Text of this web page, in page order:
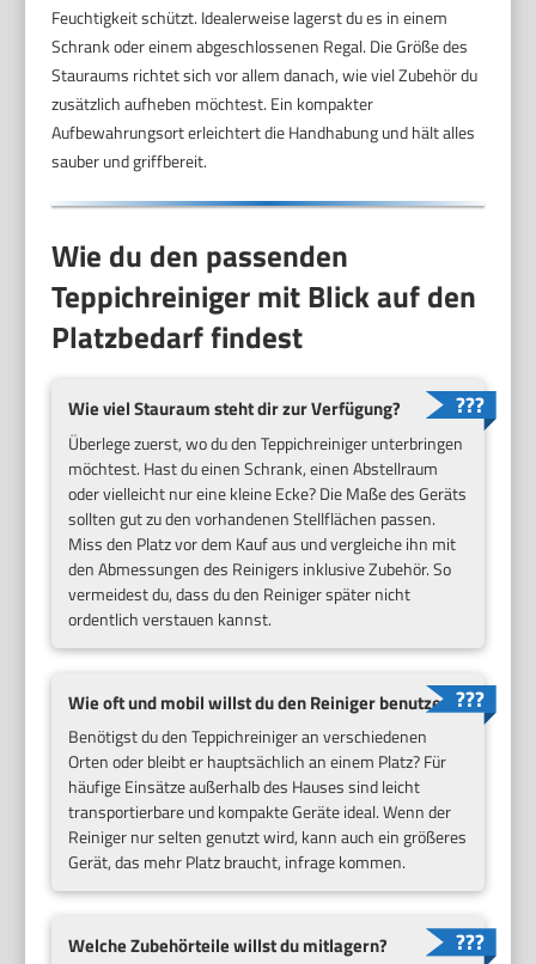
Feuchtigkeit schützt. Idealerweise lagerst du es in einem
Schrank oder einem abgeschlossenen Regal. Die Größe des
Stauraums richtet sich vor allem danach, wie viel Zubehör du
zusätzlich aufheben möchtest. Ein kompakter
Aufbewahrungsort erleichtert die Handhabung und hält alles
sauber und griffbereit.
Wie du den passenden
Teppichreiniger mit Blick auf den
Platzbedarf findest
Wie viel Stauraum steht dir zur Verfügung?
Überlege zuerst, wo du den Teppichreiniger unterbringen
möchtest. Hast du einen Schrank, einen Abstellraum
oder vielleicht nur eine kleine Ecke? Die Maße des Geräts
sollten gut zu den vorhandenen Stellflächen passen.
Miss den Platz vor dem Kauf aus und vergleiche ihn mit
den Abmessungen des Reinigers inklusive Zubehör. So
vermeidest du, dass du den Reiniger später nicht
ordentlich verstauen kannst.
Wie oft und mobil willst du den Reiniger benutzen?
Benötigst du den Teppichreiniger an verschiedenen
Orten oder bleibt er hauptsächlich an einem Platz? Für
häufige Einsätze außerhalb des Hauses sind leicht
transportierbare und kompakte Geräte ideal. Wenn der
Reiniger nur selten genutzt wird, kann auch ein größeres
Gerät, das mehr Platz braucht, infrage kommen.
Welche Zubehörteile willst du mitlagern?